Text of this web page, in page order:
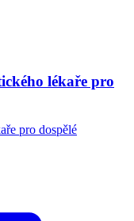
lékaře pro
pro dospělé